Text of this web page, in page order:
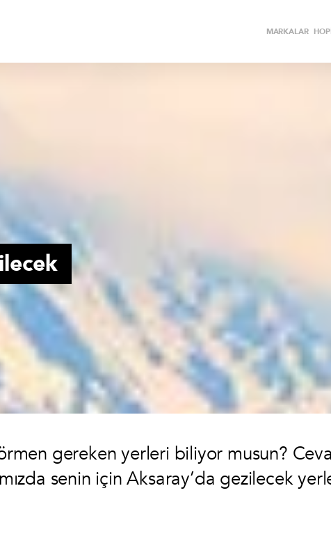
MARKALAR
gereken yerleri biliyor musun?
senin için Aksaray’da gezilecek